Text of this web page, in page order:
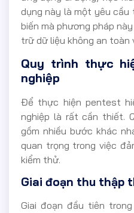
dụng này là một yêu cầu
biến mà phương pháp
trữ dữ liệu không an toàn
Quy trình thực
nghiệp
Để thực hiện pentest
nghiệp là rất cần thiết.
gồm nhiều bước khác
quan trọng trong việc
kiểm thử.
Giai đoạn thu thập
Giai đoạn đầu tiên